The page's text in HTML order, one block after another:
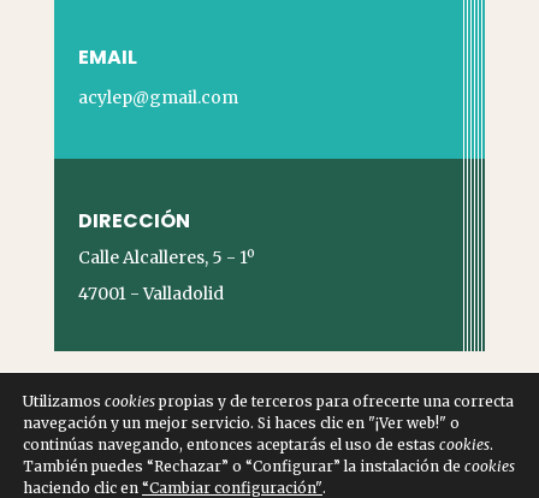
EMAIL
acylep@gmail.com
DIRECCIÓN
Calle Alcalleres, 5 - 1º
47001 - Valladolid
©2024 | Powered byStatos Webs
Utilizamos cookies propias y de terceros para ofrecerte una correcta
navegación y un mejor servicio. Si haces clic en "¡Ver web!" o
continúas navegando, entonces aceptarás el uso de estas cookies.
También puedes “Rechazar” o “Configurar” la instalación de cookies
haciendo clic en “Cambiar configuración".